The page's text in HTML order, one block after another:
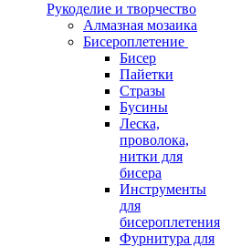
Рукоделие и творчество
Алмазная мозаика
Бисероплетение
Бисер
Пайетки
Стразы
Бусины
Леска,
проволока,
нитки для
бисера
Инструменты
для
бисероплетения
Фурнитура для